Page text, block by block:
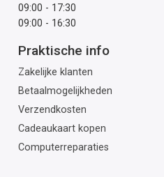
09:00 - 17:30
09:00 - 16:30
Praktische info
Zakelijke klanten
Betaalmogelijkheden
Verzendkosten
Cadeaukaart kopen
Computerreparaties